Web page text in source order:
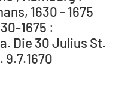
1630 - 1675
1675 :
Die 30 Julius St.
9.7.1670